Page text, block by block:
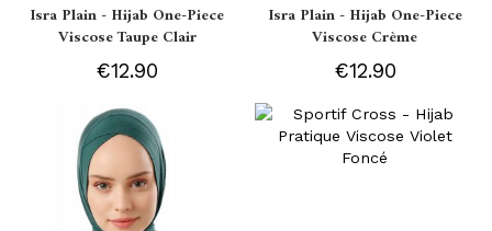
Isra Plain - Hijab One-Piece
Viscose Taupe Clair
€12.90
Isra Plain - Hijab One-Piece
Viscose Crème
€12.90